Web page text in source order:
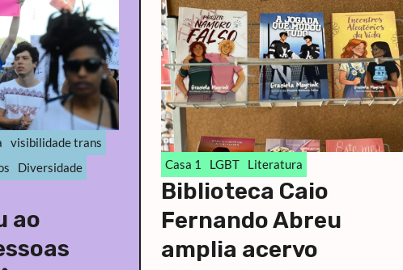
visibilidade trans
Diversidade
ao
Casa 1 LGBT Literatura
Biblioteca Caio
Fernando Abreu
amplia acervo